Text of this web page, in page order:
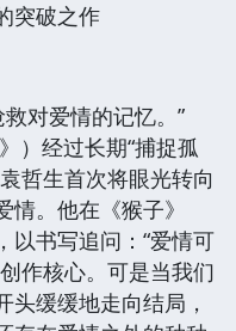
突破之作
对爱情的记忆。”
）经过长期“捕捉孤
哲生首次将眼光转向
。他在《猴子》
以书写追问：“爱情可
作核心。可是当我们
头缓缓地走向结局，